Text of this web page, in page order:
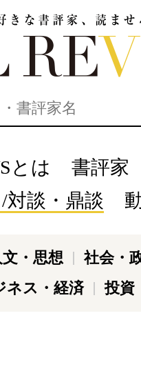
とは
書評家
対談・鼎談
文・思想
社会・
ネス・経済 投資